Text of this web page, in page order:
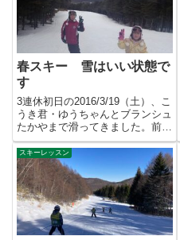
春スキー 雪はいい状態で
す
3連休初日の2016/3/19（土）、こ
うき君・ゆうちゃんとブランシュ
たかやまで滑ってきました。前の
日からの雨でゲレンデ...
スキーレッスン